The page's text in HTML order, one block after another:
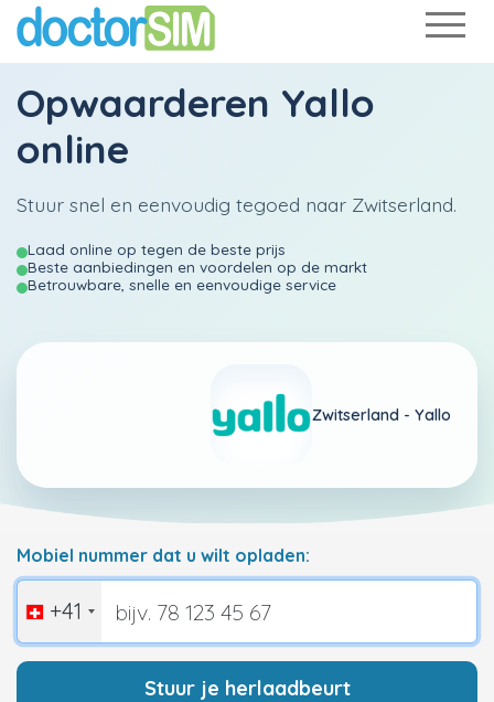
Opwaarderen Yallo
online
Stuur snel en eenvoudig tegoed naar Zwitserland.
Laad online op tegen de beste prijs
Beste aanbiedingen en voordelen op de markt
Betrouwbare, snelle en eenvoudige service
Zwitserland - Yallo
Mobiel nummer dat u wilt opladen:
+41
Stuur je herlaadbeurt